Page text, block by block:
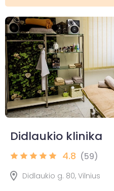
Didlaukio klinika
4.8 (59)
Didlaukio g. 80, Vilnius